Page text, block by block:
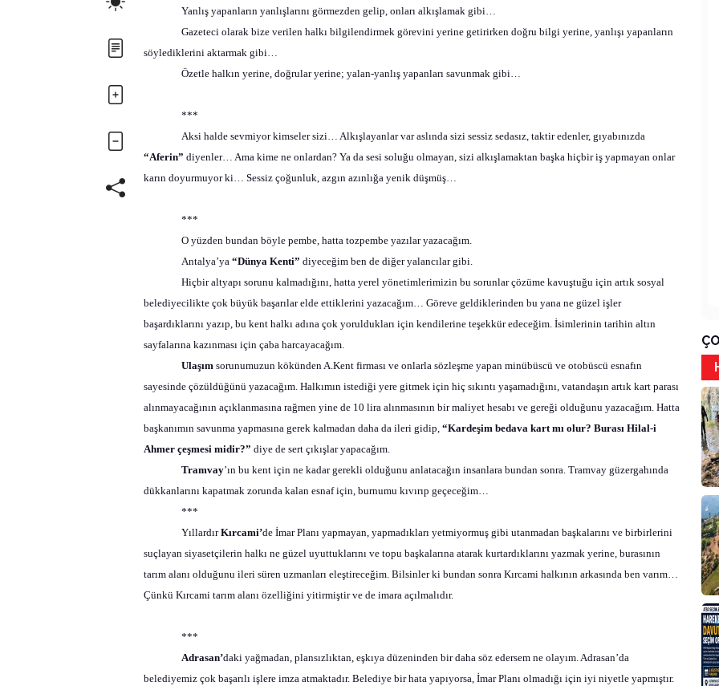
Yanlış yapanların yanlışlarını görmezden gelip, onları alkışlamak gibi…
Gazeteci olarak bize verilen halkı bilgilendirmek görevini yerine getirirken doğru bilgi yerine, yanlışı yapanların
söylediklerini aktarmak gibi…
Özetle halkın yerine, doğrular yerine; yalan-yanlış yapanları savunmak gibi…
***
Aksi halde sevmiyor kimseler sizi… Alkışlayanlar var aslında sizi sessiz sedasız, taktir edenler, gıyabınızda
“Aferin” diyenler… Ama kime ne onlardan? Ya da sesi soluğu olmayan, sizi alkışlamaktan başka hiçbir iş yapmayan onlar
karın doyurmuyor ki… Sessiz çoğunluk, azgın azınlığa yenik düşmüş…
***
O yüzden bundan böyle pembe, hatta tozpembe yazılar yazacağım.
Antalya’ya“Dünya Kenti” diyeceğim ben de diğer yalancılar gibi.
Hiçbir altyapı sorunu kalmadığını, hatta yerel yönetimlerimizin bu sorunlar çözüme kavuştuğu için artık sosyal
belediyecilikte çok büyük başarılar elde ettiklerini yazacağım… Göreve geldiklerinden bu yana ne güzel işler
başardıklarını yazıp, bu kent halkı adına çok yoruldukları için kendilerine teşekkür edeceğim. İsimlerinin tarihin altın
sayfalarına kazınması için çaba harcayacağım.
Ulaşımsorunumuzun kökünden A.Kent firması ve onlarla sözleşme yapan minübüscü ve otobüscü esnafın
sayesinde çözüldüğünü yazacağım. Halkımın istediği yere gitmek için hiç sıkıntı yaşamadığını, vatandaşın artık kart parası
alınmayacağının açıklanmasına rağmen yine de 10 lira alınmasının bir maliyet hesabı ve gereği olduğunu yazacağım. Hatta
başkanımın savunma yapmasına gerek kalmadan daha da ileri gidip, “Kardeşim bedava kart mı olur? Burası Hilal-i
Ahmer çeşmesi midir?” diye de sert çıkışlar yapacağım.
Tramvay’ın bu kent için ne kadar gerekli olduğunu anlatacağın insanlara bundan sonra. Tramvay güzergahında
dükkanlarını kapatmak zorunda kalan esnaf için, burnumu kıvırıp geçeceğim…
***
YıllardırKırcami’de İmar Planı yapmayan, yapmadıkları yetmiyormuş gibi utanmadan başkalarını ve birbirlerini
suçlayan siyasetçilerin halkı ne güzel uyuttuklarını ve topu başkalarına atarak kurtardıklarını yazmak yerine, burasının
tarım alanı olduğunu ileri süren uzmanları eleştireceğim. Bilsinler ki bundan sonra Kırcami halkının arkasında ben varım…
Çünkü Kırcami tarım alanı özelliğini yitirmiştir ve de imara açılmalıdır.
***
Adrasan’daki yağmadan, plansızlıktan, eşkıya düzeninden bir daha söz edersem ne olayım. Adrasan’da
belediyemiz çok başarılı işlere imza atmaktadır. Belediye bir hata yapıyorsa, İmar Planı olmadığı için iyi niyetle yapmıştır.